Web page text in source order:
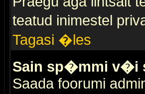
teatud inimestel
Tagasi �les
Sain sp�mmi v�i
Saada foorumi